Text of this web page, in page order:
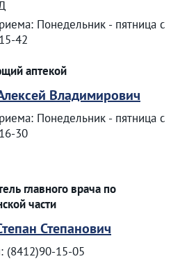
Понедельник - пятница с
42
аптекой
Владимирович
Понедельник - пятница с
30
главного врача по
части
Степанович
(8412)90-15-05